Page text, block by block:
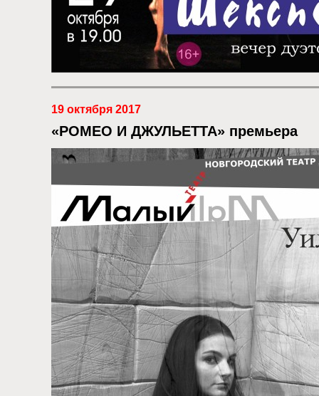
19 октября 2017
«РОМЕО И ДЖУЛЬЕТТА» премьера